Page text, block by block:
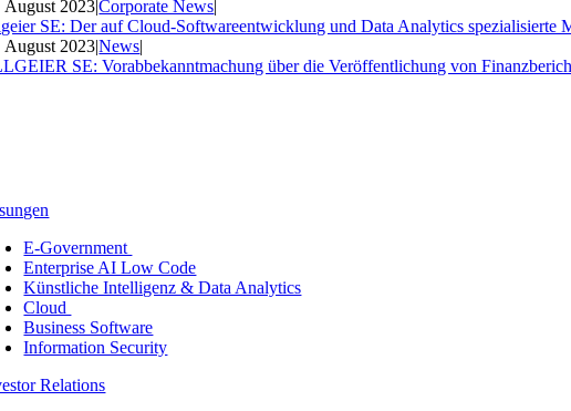
August 2023|Corporate News|
SE: Der auf Cloud-Softwareentwicklung und Data Analytics spezialisierte
August 2023|News|
SE: Vorabbekanntmachung über die Veröffentlichung von
E-Government
Enterprise AI Low Code
Künstliche Intelligenz & Data Analytics
Cloud
Business Software
Information Security
Relations